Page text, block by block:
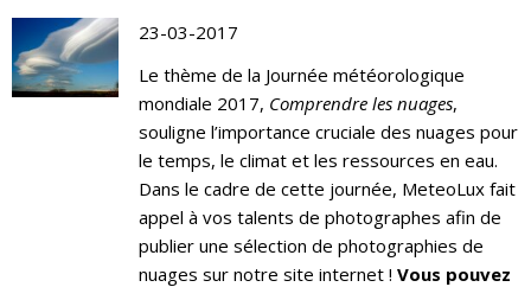
23-03-2017
Le thème de la Journée météorologique
mondiale 2017, Comprendre les nuages,
souligne l’importance cruciale des nuages pour
le temps, le climat et les ressources en eau.
Dans le cadre de cette journée, MeteoLux fait
appel à vos talents de photographes afin de
publier une sélection de photographies de
nuages sur notre site internet ! Vous pouvez